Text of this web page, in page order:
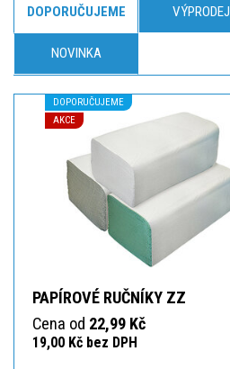
DOPORUČUJEME VÝPRODEJ
NOVINKA
DOPORUČUJEME
AKCE
PAPÍROVÉ RUČNÍKY ZZ
Cena od 22,99 Kč
19,00 Kč bez DPH